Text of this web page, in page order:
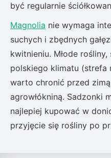
być regularnie
Magnolia nie wymaga
suchych i zbędnych
kwitnieniu. Młode
polskiego klimatu (strefa
warto chronić przed
agrowłókniną. Sadzonki
najlepiej kupować w
przyjęcie się rośliny po